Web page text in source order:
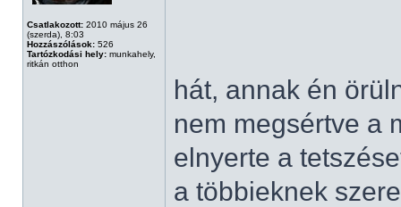
Csatlakozott: 2010 május 26
(szerda), 8:03
Hozzászólások: 526
Tartózkodási hely: munkahely,
ritkán otthon
hát, annak én
nem megsértve a
elnyerte a
a többieknek